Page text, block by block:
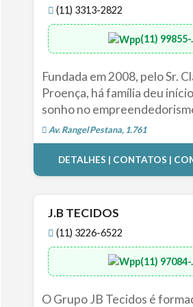
(11) 3313-2822
(11) 99855-
Fundada em 2008, pelo Sr.
Proença, há família deu
sonho no
Av. Rangel Pestana, 1.761
DETALHES | CONTATOS |
J.B TECIDOS
(11) 3226-6522
(11) 97084-
O Grupo JB Tecidos é